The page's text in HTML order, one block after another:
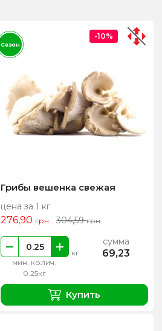
Грибы вешенка свежая
цена за 1 кг
276,90 грн 304,59грн
мин. колич.
0.25кг
кг
сумма
69,23
Купить
-10%
Сезон